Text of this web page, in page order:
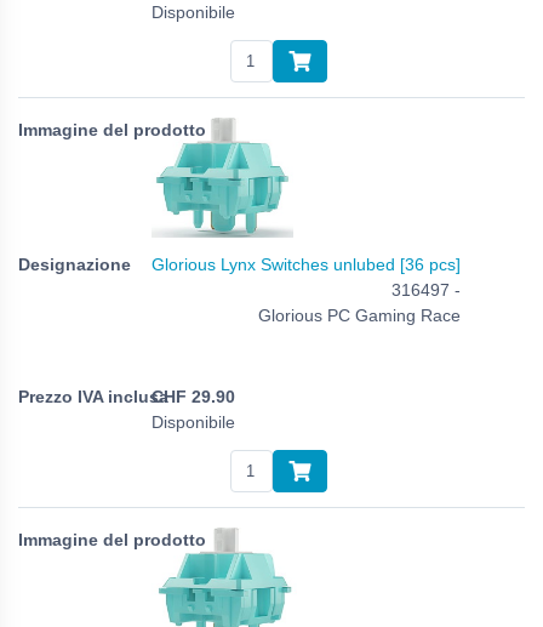
Disponibile
Glorious Lynx Switches unlubed [36 pcs]
316497 -
Glorious PC Gaming Race
CHF 29.90
Disponibile